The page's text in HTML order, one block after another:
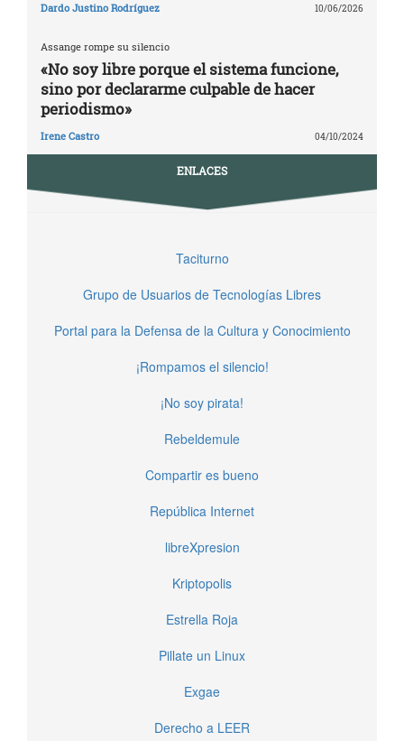
Dardo Justino Rodríguez 10/06/2026
Assange rompe su silencio
«No soy libre porque el sistema funcione,
sino por declararme culpable de hacer
periodismo»
Irene Castro 04/10/2024
ENLACES
Taciturno
Grupo de Usuarios de Tecnologías Libres
Portal para la Defensa de la Cultura y Conocimiento
¡Rompamos el silencio!
¡No soy pirata!
Rebeldemule
Compartir es bueno
República Internet
libreXpresion
Kriptopolis
Estrella Roja
Pillate un Linux
Exgae
Derecho a LEER